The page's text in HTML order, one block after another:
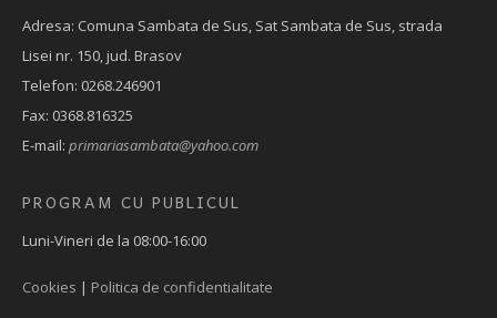
Adresa: Comuna Sambata de Sus, Sat Sambata de Sus, strada
Lisei nr. 150, jud. Brasov
Telefon: 0268.246901
Fax: 0368.816325
E-mail: primariasambata@yahoo.com
PROGRAM CU PUBLICUL
Luni-Vineri de la 08:00-16:00
Cookies | Politica de confidentialitate